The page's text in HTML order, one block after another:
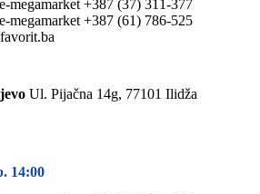
+387 (37) 311-377
+387 (61) 786-525
Ul. Pijačna 14g, 77101 Ilidža
14:00